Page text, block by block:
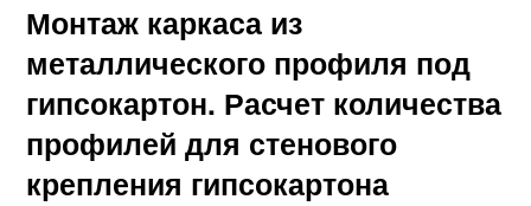
Монтаж каркаса из
металлического профиля под
гипсокартон. Расчет количества
профилей для стенового
крепления гипсокартона